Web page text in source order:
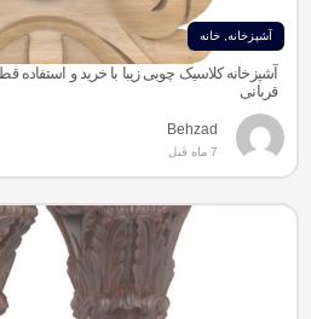
آشپزخانه خانه
آشپزخانه کلاسیک چوبی زیبا با خرید و
قربانی
Behzad
7 ماه قبل